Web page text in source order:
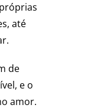
até
de
e o
amor.